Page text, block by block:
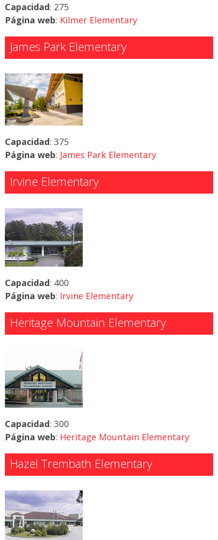
Capacidad: 275
Página web: Kilmer Elementary
James Park Elementary
Capacidad: 375
Página web: James Park Elementary
Irvine Elementary
Capacidad: 400
Página web: Irvine Elementary
Heritage Mountain Elementary
Capacidad: 300
Página web: Heritage Mountain Elementary
Hazel Trembath Elementary